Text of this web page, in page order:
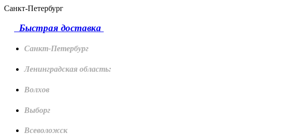
Санкт-Петербург
Быстрая доставка
Санкт-Петербург
Ленинградская область:
Волхов
Выборг
Всеволожск